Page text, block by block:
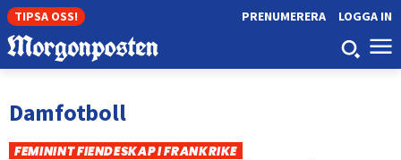
TIPSA OSS! LOGGA IN
PRENUMERERA
Damfotboll
FEMININT FIENDESKAP I FRANKRIKE